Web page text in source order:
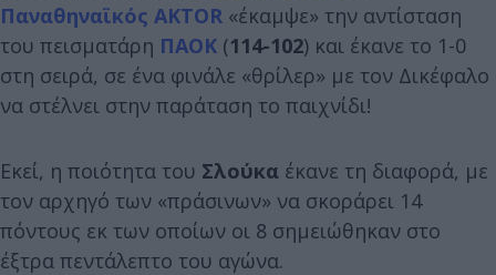
Παναθηναϊκός AKTOR «έκαμψε» την αντίσταση
του πεισματάρη ΠΑΟΚ (114-102) και έκανε το 1-0
στη σειρά, σε ένα φινάλε «θρίλερ» με τον Δικέφαλο
να στέλνει στην παράταση το παιχνίδι!
Εκεί, η ποιότητα του Σλούκα έκανε τη διαφορά, με
τον αρχηγό των «πράσινων» να σκοράρει 14
πόντους εκ των οποίων οι 8 σημειώθηκαν στο
έξτρα πεντάλεπτο του αγώνα.